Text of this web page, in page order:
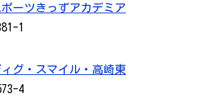
ーツきっずアカデミア
1
ィグ・スマイル・高崎東
4